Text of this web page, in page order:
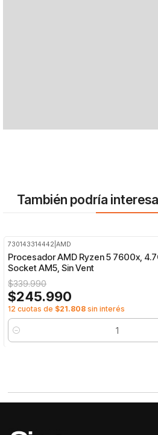
También podría
730143314442 |AMD
Procesador AMD Ryzen 5 7600x,
Socket AM5, Sin Vent
$339.990
$245.990
12 cuotas de $21.808 sin interés
Cantidad